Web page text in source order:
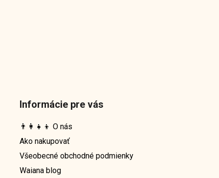
Informácie pre vás
👨‍👩‍👧‍👦 O nás
Ako nakupovať
Všeobecné obchodné podmienky
Waiana blog